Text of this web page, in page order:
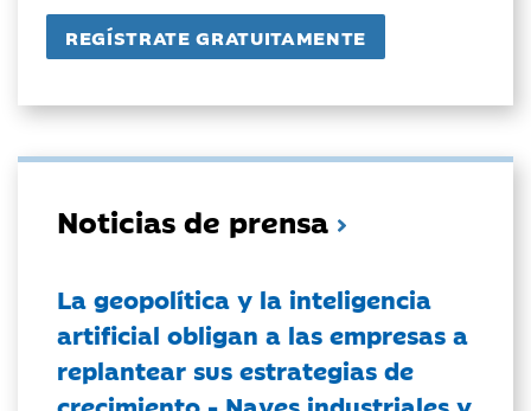
Noticias de prensa
La geopolítica y la inteligencia
artificial obligan a las empresas a
replantear sus estrategias de